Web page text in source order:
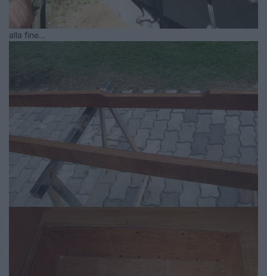
alla fine...